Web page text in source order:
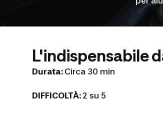
L'indispensabile
Durata: Circa 30 min
DIFFICOLTÀ: 2 su 5